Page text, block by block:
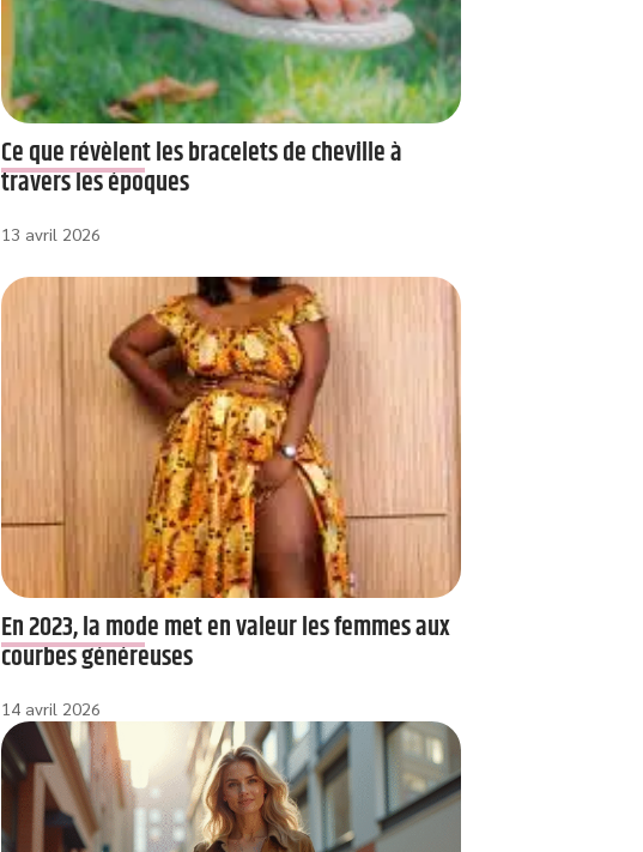
Ce que révèlent les bracelets de cheville à
travers les époques
13 avril 2026
En 2023, la mode met en valeur les femmes aux
courbes généreuses
14 avril 2026